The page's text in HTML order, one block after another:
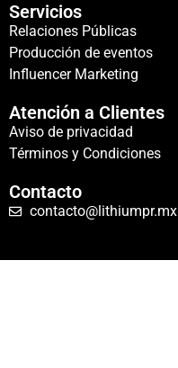
Servicios
Relaciones Públicas
Producción de eventos
Influencer Marketing
Atención a Clientes
Aviso de privacidad
Términos y Condiciones
Contacto
contacto@lithiumpr.mx